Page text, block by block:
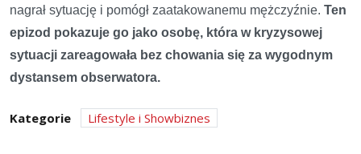
nagrał sytuację i pomógł zaatakowanemu mężczyźnie. Ten
epizod pokazuje go jako osobę, która w kryzysowej
sytuacji zareagowała bez chowania się za wygodnym
dystansem obserwatora.
Kategorie Lifestyle i Showbiznes